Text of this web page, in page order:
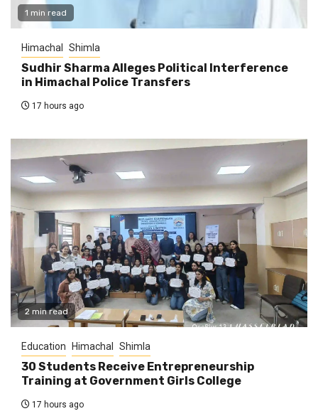
1 min read
Himachal Shimla
Sudhir Sharma Alleges Political Interference
in Himachal Police Transfers
17 hours ago
2 min read
Education Himachal Shimla
30 Students Receive Entrepreneurship
Training at Government Girls College
17 hours ago